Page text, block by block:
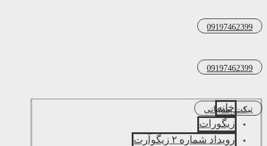
09197462399
09197462399
تیکت پشتیبانی
خانه
زیگورات
رویداد شماره ۲ زیگوآرت